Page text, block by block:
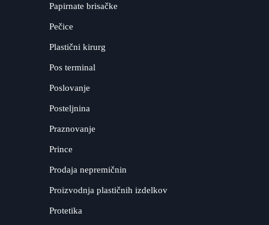
Papirnate brisačke
Pečice
Plastični kirurg
Pos terminal
Poslovanje
Posteljnina
Praznovanje
Prince
Prodaja nepremičnin
Proizvodnja plastičnih izdelkov
Protetika